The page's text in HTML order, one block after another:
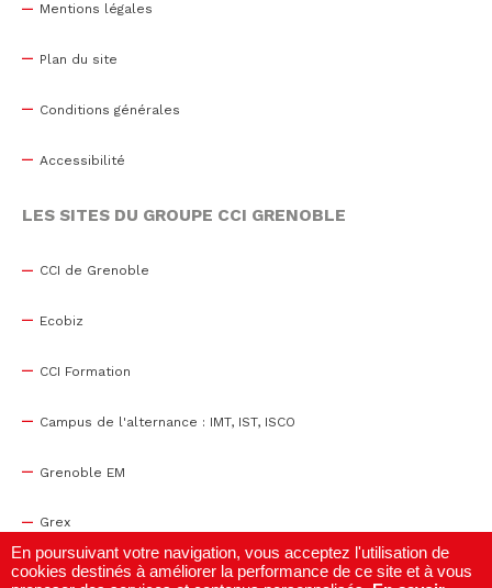
Mentions légales
Plan du site
Conditions générales
Accessibilité
LES SITES DU GROUPE CCI GRENOBLE
CCI de Grenoble
Ecobiz
CCI Formation
Campus de l'alternance : IMT, IST, ISCO
Grenoble EM
Grex
WTC Grenoble
En poursuivant votre navigation, vous acceptez l'utilisation de
cookies destinés à améliorer la performance de ce site et à vous